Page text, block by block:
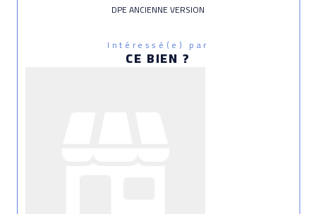
DPE ANCIENNE VERSION
Intéressé(e) par
CE BIEN ?